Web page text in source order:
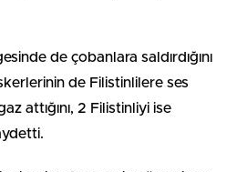
de çobanlara saldırdığını
de Filistinlilere ses
attığını, 2 Filistinliyi ise